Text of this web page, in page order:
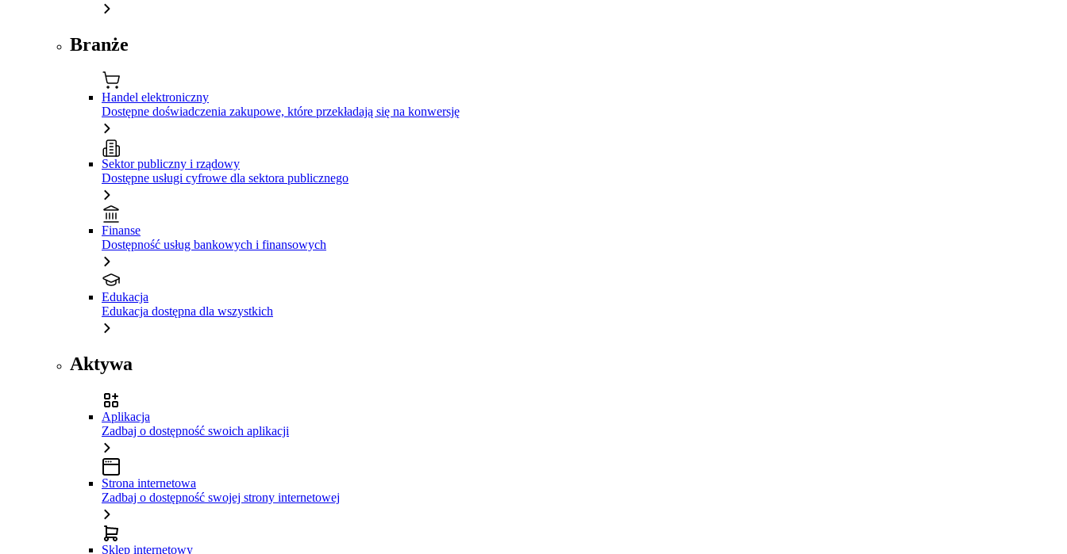
Branże
Handel elektroniczny
Dostępne doświadczenia zakupowe, które przekładają się na konwersję
Sektor publiczny i rządowy
Dostępne usługi cyfrowe dla sektora publicznego
Finanse
Dostępność usług bankowych i finansowych
Edukacja
Edukacja dostępna dla wszystkich
Aktywa
Aplikacja
Zadbaj o dostępność swoich aplikacji
Strona internetowa
Zadbaj o dostępność swojej strony internetowej
Sklep internetowy